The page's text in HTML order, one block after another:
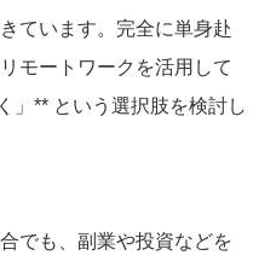
ています。完全に単身赴
モートワークを活用して
」** という選択肢を検討し
でも、副業や投資などを